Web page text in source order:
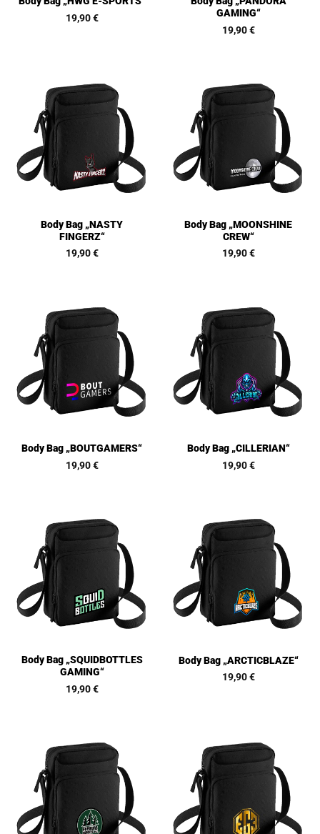
19,90€
GAMING“
19,90€
Body Bag „NASTY
FINGERZ“
19,90€
Body Bag „MOONSHINE
CREW“
19,90€
Body Bag „BOUTGAMERS“
19,90€
Body Bag „CILLERIAN“
19,90€
Body Bag „SQUIDBOTTLES
GAMING“
19,90€
Body Bag „ARCTICBLAZE“
19,90€